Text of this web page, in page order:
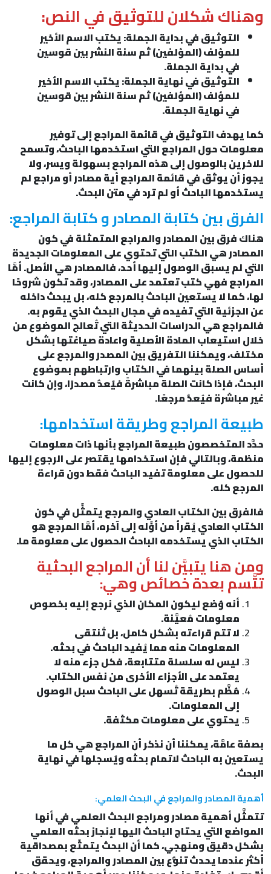
وهناك شكلان للتوثيق في النص:
التوثيق في بداية الجملة: يكتب الاسم الأخير
للمؤلف (المؤلفين) ثم سنة النشر بين قوسين
في بداية الجملة.
التوثيق في نهاية الجملة: يكتب الاسم الأخير
للمؤلف (المؤلفين) ثم سنة النشر بين قوسين
في نهاية الجملة.
كما يهدف التوثيق في قائمة المراجع إلى توفير
معلومات حول المراجع التي استخدمها الباحث، وتسمح
للاخرين بالوصول إلى هذه المراجع بسهولة ويسر، ولا
يجوز أن يوثق في قائمة المراجع أية مصادر أو مراجع لم
يستخدمها الباحث أو لم ترد في متن البحث.
الفرق بين كتابة المصادر و كتابة المراجع:
هناك فرق بين المصادر والمراجع المتمثلة في كون
المصادر هي الكتب التي تحتوي على المعلومات الجديدة
التي لم يسبق الوصول إليها أحد، فالمصادر هي الأصل. أمَّا
المراجع فهي كتب تعتمد على المصادر، وقد تكون شروحًا
لها، كما لا يستعين الباحث بالمرجع كله، بل يبحث داخله
عن الجزئية التي تفيده في مجال البحث الذي يقوم به.
فالمراجع هي الدراسات الحديثة التي تُعالج الموضوع من
خلال استيعاب المادة الأصلية واعادة صياغتها بشكل
مختلف، ويمكننا التفريق بين المصدر والمرجع على
أساس الصلة بينهما في الكتاب وارتباطهم بموضوع
البحث، فإذا كانت الصلة مباشرةً فيُعدُّ مصدرًا، وإن كانت
غير مباشرة فيُعدُّ مرجعًا.
طبيعة المراجع وطريقة استخدامها:
حدَّد المتخصصون طبيعة المراجع بأنها ذات معلومات
منظمة، وبالتالي فإن استخدامها يقتصر على الرجوع إليها
للحصول على معلومة تفيد الباحث فقط دون قراءة
المرجع كله.
فالفرق بين الكتاب العادي والمرجع يتمثَّل في كون
الكتاب العادي يُقرأ من أوَّله إلى آخره، أمَّا المرجع هو
الكتاب الذي يستخدمه الباحث الحصول على معلومة ما.
ومن هنا يتبيَّن لنا أن المراجع البحثية
تتَّسم بعدة خصائص وهي:
أنه وُضع ليكون المكان الذي نرجع إليه بخصوص
معلومات مُعيَّنة.
لا تتم قراءته بشكل كامل، بل تُنتقى
المعلومات منه مما يُفيد الباحث في بحثه.
ليس له سلسلة متتابعة، فكل جزء منه لا
يعتمد على الأجزاء الأخرى من نفس الكتاب.
مُظَّم بطريقة تُسهل على الباحث سبل الوصول
إلى المعلومات.
يحتوي على معلومات مكثفة.
بصفة عامَّة، يمكننا أن نذكر أن المراجع هي كل ما
يستعين به الباحث لاتمام بحثه ويُسجلها في نهاية
البحث.
أهمية المصادر والمراجع في البحث العلمي:
تتمثَّل أهمية مصادر ومراجع البحث العلمي في أنها
المواضع التي يحتاج الباحث اليها لإنجاز بحثه العلمي
بشكل دقيق ومنهجي، كما أن البحث يتمتَّع بمصداقية
أكثر عندما يحدث تنوُّع بين المصادر والمراجع، ويحقق